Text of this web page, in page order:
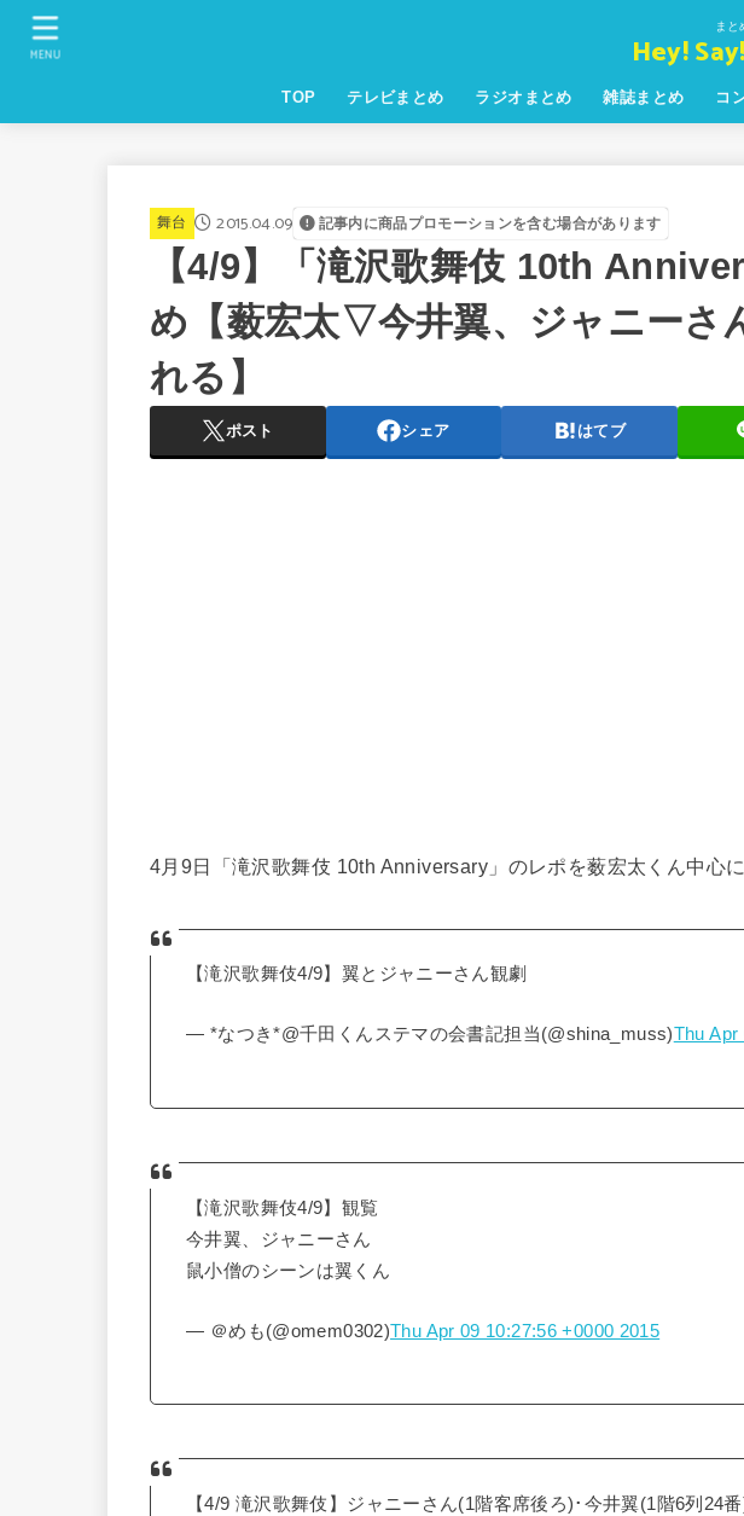
ま
Hey!
TOP テレビまとめ ラジオまとめ 雑誌まとめ コ
MENU
舞台 2015.04.09 記事内に商品プロモーションを含む場合があります
【4/9】「滝沢歌舞伎 10th
め【薮宏太▽今井翼、ジャニーさ
れる】
ポスト シェア はてブ
4月9日「滝沢歌舞伎 10th Anniversary」のレポを薮宏太くん中心に
【滝沢歌舞伎4/9】翼とジャニーさん観劇
— *なつき*@千田くんステマの会書記担当(@shina_muss)Thu Apr
【滝沢歌舞伎4/9】観覧
今井翼、ジャニーさん
鼠小僧のシーンは翼くん
— ＠めも(@omem0302)Thu Apr 09 10:27:56 +0000 2015
【4/9 滝沢歌舞伎】ジャニーさん(1階客席後ろ)･今井翼(1階6列24番